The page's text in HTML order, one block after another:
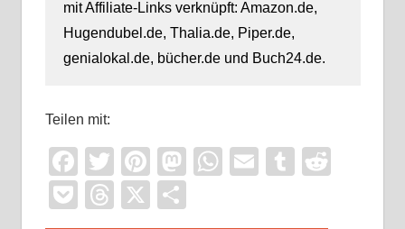
mit Affiliate-Links verknüpft: Amazon.de,
Hugendubel.de, Thalia.de, Piper.de,
genialokal.de, bücher.de und Buch24.de.
Teilen mit:
Facebook
TwitterPinterest
Mastodon
WhatsApp
EmailTumblr
PocketThreads
X